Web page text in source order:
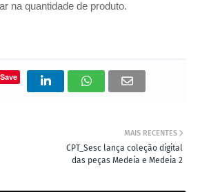
na quantidade de produto.
Save
MAIS RECENTES
CPT_Sesc lança coleção digital
das peças Medeia e Medeia 2